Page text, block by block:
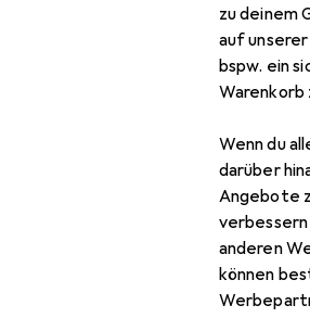
zu deinem
auf
bspw. ein
Warenkorb
Wenn du
darüber
Angebote
anderen
können